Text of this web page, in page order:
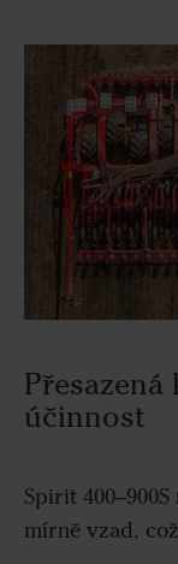
účinnost
Spirit
mírně vzad,